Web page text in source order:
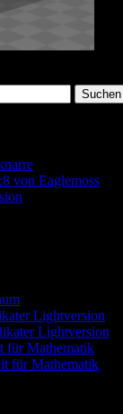
von Eaglemoss
Lightversion
Lightversion
für Mathematik
für Mathematik